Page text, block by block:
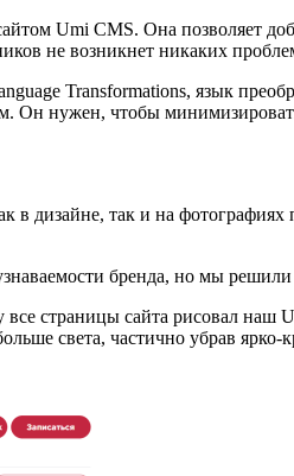
Umi CMS. Она позволяет
не возникнет никаких
Transformations, язык
Он нужен, чтобы
дизайне, так и на
бренда, но мы
страницы сайта рисовал наш
света, частично убрав